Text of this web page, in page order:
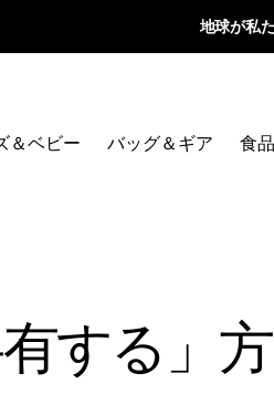
地球が私
＆ベビー バッグ＆ギア 食
有する」